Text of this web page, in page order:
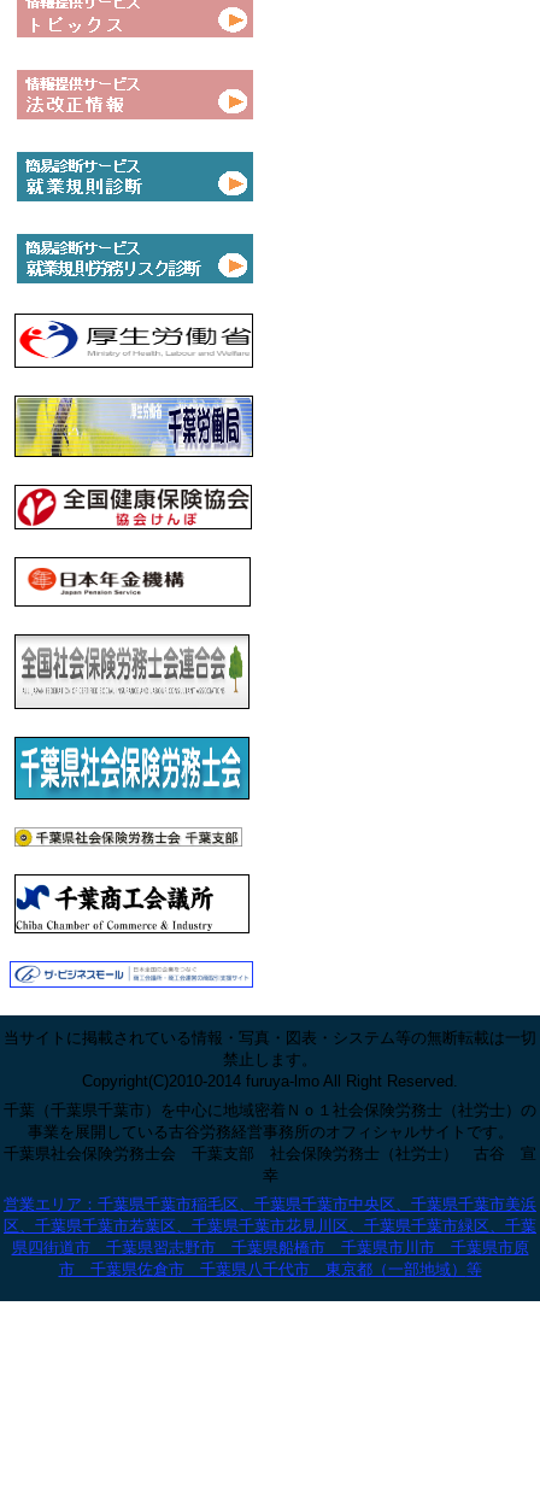
当サイトに掲載されている情報・写真・図表・システム等の無断転載は一切
禁止します。
Copyright(C)2010-2014 furuya-lmo All Right Reserved.
千葉（千葉県千葉市）を中心に地域密着Ｎｏ１社会保険労務士（社労士）の
事業を展開している古谷労務経営事務所のオフィシャルサイトです。
千葉県社会保険労務士会 千葉支部 社会保険労務士（社労士） 古谷 宣
幸
営業エリア：千葉県千葉市稲毛区、千葉県千葉市中央区、千葉県千葉市美浜
区、千葉県千葉市若葉区、千葉県千葉市花見川区、千葉県千葉市緑区、千葉
県四街道市 千葉県習志野市 千葉県船橋市 千葉県市川市 千葉県市原
市 千葉県佐倉市 千葉県八千代市 東京都（一部地域） 等